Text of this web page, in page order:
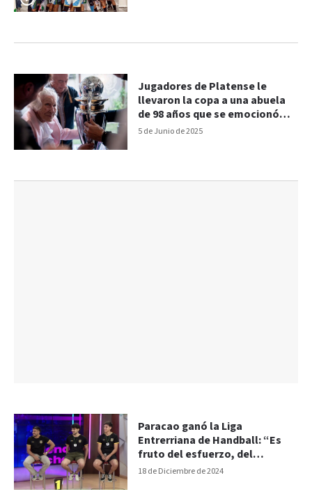
5 de Junio de 2025
Jugadores de Platense le
llevaron la copa a una abuela
de 98 años que se emocionó
con el título
18 de Diciembre de 2024
Paracao ganó la Liga
Entrerriana de Handball: “Es
fruto del esfuerzo, del
compromiso y el trabajo”